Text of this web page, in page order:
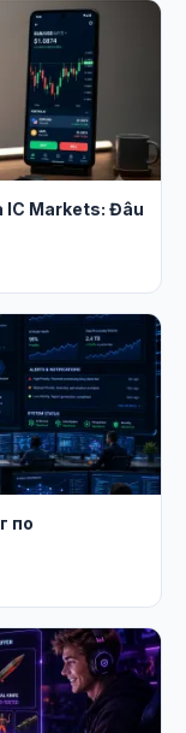
IC Markets: Đâu
по